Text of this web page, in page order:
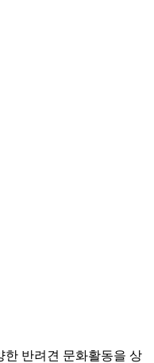
한 반려견 문화활동을 상